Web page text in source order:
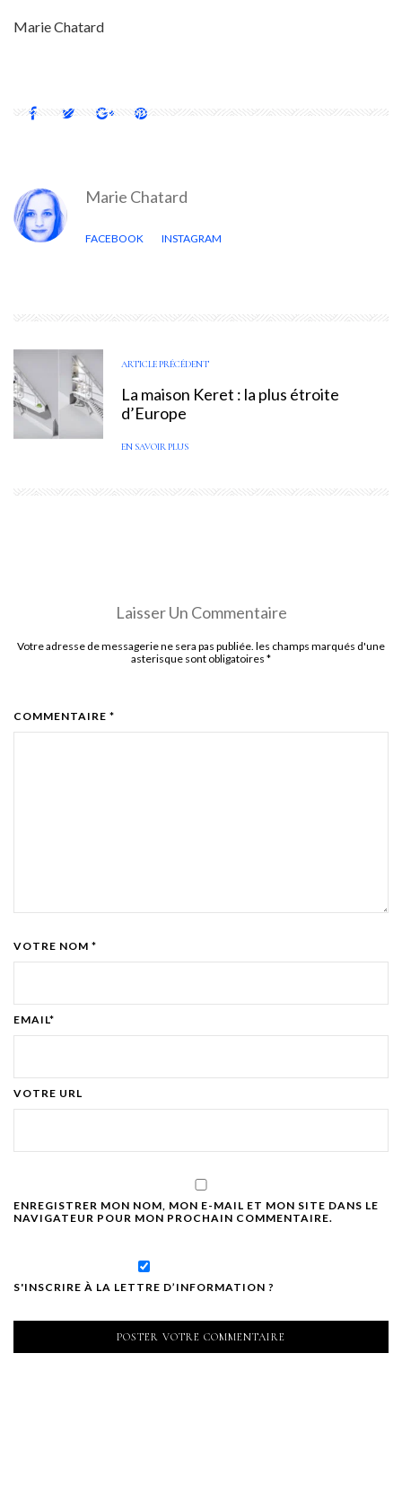
Marie Chatard
Marie Chatard
FACEBOOK INSTAGRAM
ARTICLE PRÉCÉDENT
La maison Keret : la plus étroite
d’Europe
EN SAVOIR PLUS
Laisser Un Commentaire
Votre adresse de messagerie ne sera pas publiée. les champs marqués d'une
asterisque sont obligatoires *
COMMENTAIRE *
VOTRE NOM *
EMAIL*
VOTRE URL
ENREGISTRER MON NOM, MON E-MAIL ET MON SITE DANS LE
NAVIGATEUR POUR MON PROCHAIN COMMENTAIRE.
S'INSCRIRE À LA LETTRE D’INFORMATION ?